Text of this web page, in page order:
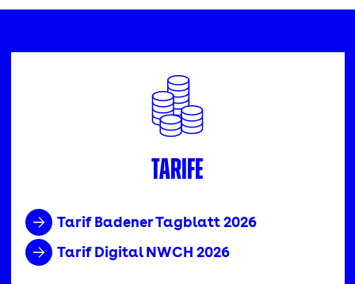
Tarife
Tarif Badener Tagblatt 2026
Tarif Digital NWCH 2026